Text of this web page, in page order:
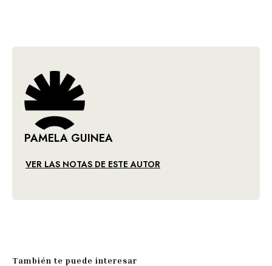
PAMELA GUINEA
VER LAS NOTAS DE ESTE AUTOR
También te puede interesar